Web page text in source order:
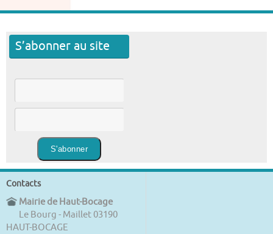
S’abonner au site
Contacts
Mairie de Haut-Bocage
Le Bourg - Maillet 03190
HAUT-BOCAGE